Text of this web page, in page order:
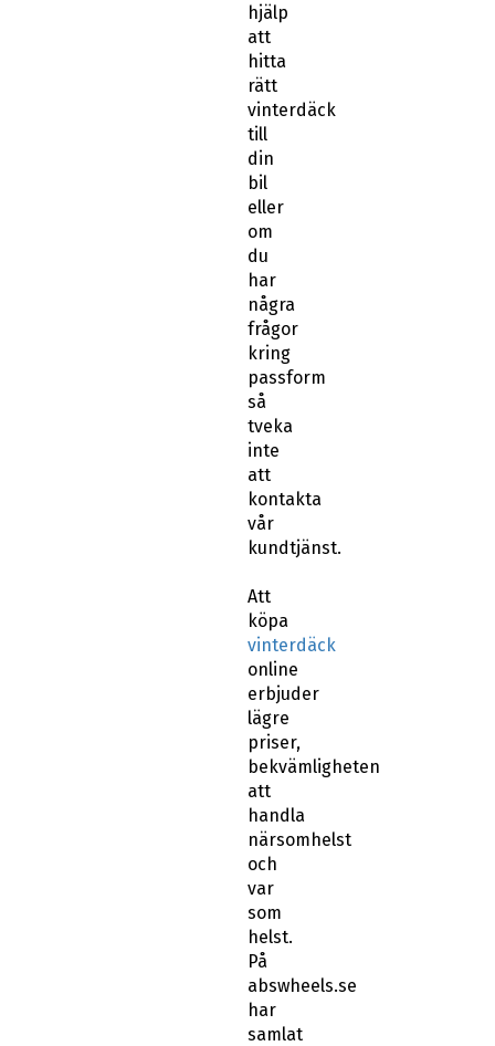
hjälp
att
hitta
rätt
vinterdäck
till
din
bil
eller
om
du
har
några
frågor
kring
passform
så
tveka
inte
att
kontakta
vår
kundtjänst.
Att
köpa
vinterdäck
online
erbjuder
lägre
priser,
bekvämligheten
att
handla
närsomhelst
och
var
som
helst.
På
abswheels.se
har
samlat